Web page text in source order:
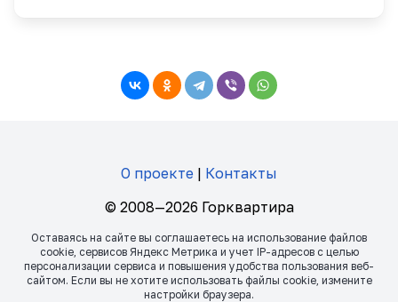
О проекте | Контакты
© 2008—2026 Горквартира
Оставаясь на сайте вы соглашаетесь на использование файлов
сookie, сервисов Яндекс Метрика и учет IP-адресов с целью
персонализации сервиса и повышения удобства пользования веб-
сайтом. Если вы не хотите использовать файлы сookie, измените
настройки браузера.